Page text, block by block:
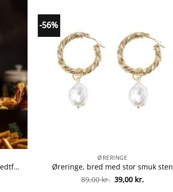
JA TAK TILBUD – Airfryer 2.0 liter (fedtfattig: grille, bage, stege og friturestege)
-56%
ØRERINGE
Øreringe, bred med stor smuk sten
89,00kr. Den
oprindelige
39,00 kr.Den